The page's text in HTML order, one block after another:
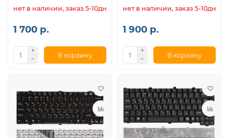
нет в наличии, заказ 5-10дн.
1 700 р.
В корзину
нет в наличии, заказ 5-10дн.
1 900 р.
В корзину